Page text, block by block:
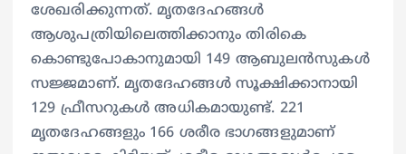
ശേഖരിക്കുന്നത്. മൃതദേഹങ്ങള്‍
ആശുപത്രിയിലെത്തിക്കാനും തിരികെ
കൊണ്ടുപോകാനുമായി 149 ആബുലന്‍സുകള്‍
സജ്ജമാണ്. മൃതദേഹങ്ങള്‍ സൂക്ഷിക്കാനായി
129 ഫ്രീസറുകള്‍ അധികമായുണ്ട്. 221
മൃതദേഹങ്ങളും 166 ശരീര ഭാഗങ്ങളുമാണ്